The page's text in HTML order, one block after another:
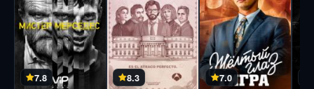
7.8 8.3 7.0